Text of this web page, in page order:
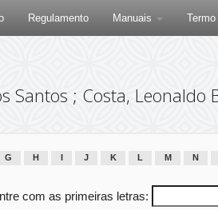
Regulamento Manuais
; Costa, Leonaldo
G H J K L M N
com as primeiras letras: